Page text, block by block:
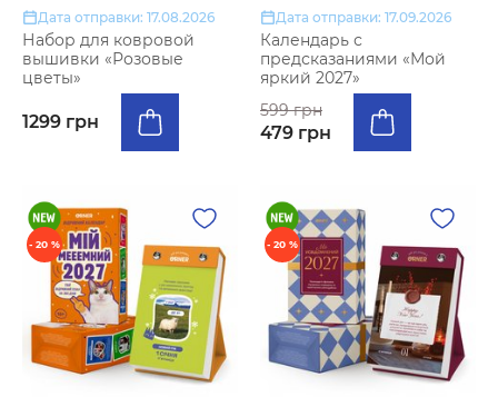
Дата отправки: 17.08.2026
Набор для ковровой
вышивки «Розовые
цветы»
1299 грн
Дата отправки: 17.09.2026
Календарь с
предсказаниями «Мой
яркий 2027»
599 грн
479 грн
- 20 % - 20 %